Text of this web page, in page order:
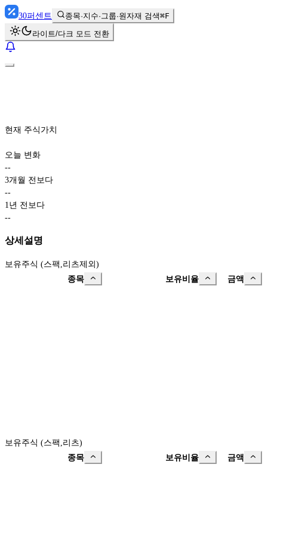
30퍼센트 종목·지수·그룹·원자재 검색⌘F
라이트/다크 모드 전환
현재 주식가치
오늘 변화
--
3개월 전보다
--
1년 전보다
--
상세설명
보유주식 (스팩,리츠제외)
종목
보유비율 금액
보유주식 (스팩,리츠)
종목
보유비율 금액